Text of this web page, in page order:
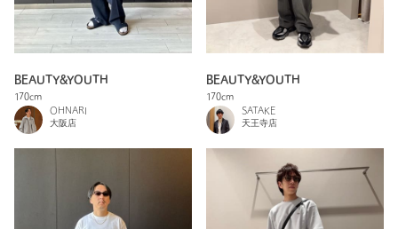
BEAUTY&YOUTH
170cm
OHNARI
大阪店
BEAUTY&YOUTH
170cm
SATAKE
天王寺店